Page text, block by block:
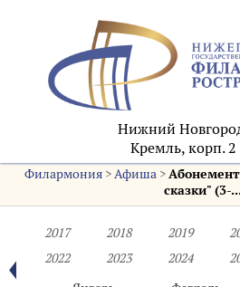
Нижний
Кремль, корп. 2
Филармония>Афиша>
сказки" (3-
2017 2018 2019
2022
2023 2024